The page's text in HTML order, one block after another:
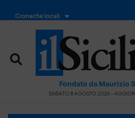
Cronache locali
Fondato da Maurizio
SABATO 8 AGOSTO 2026 -